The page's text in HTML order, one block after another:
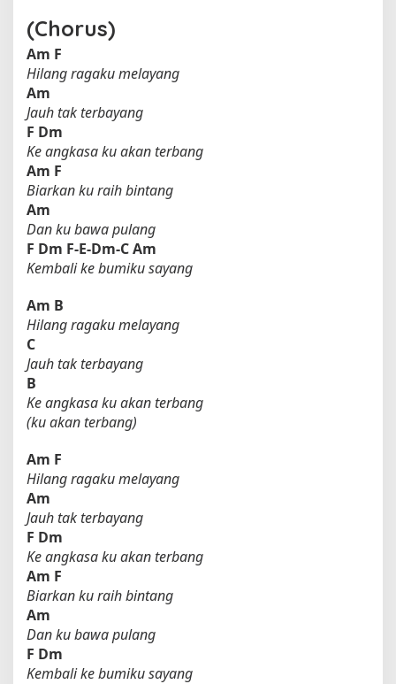
(Chorus)
Am F
Hilang ragaku melayang
Am
Jauh tak terbayang
F Dm
Ke angkasa ku akan terbang
Am F
Biarkan ku raih bintang
Am
Dan ku bawa pulang
F Dm F-E-Dm-C Am
Kembali ke bumiku sayang
Am B
Hilang ragaku melayang
C
Jauh tak terbayang
B
Ke angkasa ku akan terbang
(ku akan terbang)
Am F
Hilang ragaku melayang
Am
Jauh tak terbayang
F Dm
Ke angkasa ku akan terbang
Am F
Biarkan ku raih bintang
Am
Dan ku bawa pulang
F Dm
Kembali ke bumiku sayang